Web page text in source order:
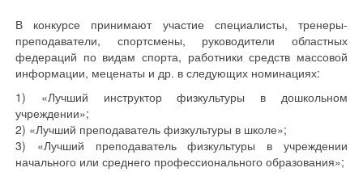
В конкурсе принимают участие специалисты, тренеры­-
преподаватели, спортсмены, руководители областных
федераций по видам спорта, работники средств массовой
информации, меценаты и др. в следующих номинациях:
1) «Лучший инструктор физкультуры в дошкольном
учреждении»;
2) «Лучший преподаватель физкультуры в школе»;
3) «Лучший преподаватель физкультуры в учреждении
начального или среднего профессионального образования»;